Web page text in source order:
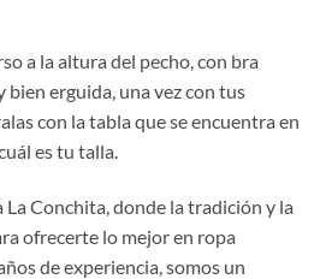
a la altura del pecho, con bra
bien erguida, una vez con tus
con la tabla que se encuentra en
es tu talla.
La Conchita, donde la tradición y la
ofrecerte lo mejor en ropa
de experiencia, somos un